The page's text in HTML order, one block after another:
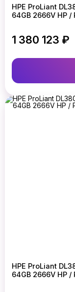
HPE ProLiant
64GB 2666V HP /
1 380 123 ₽
HPE ProLiant
64GB 2666V HP /